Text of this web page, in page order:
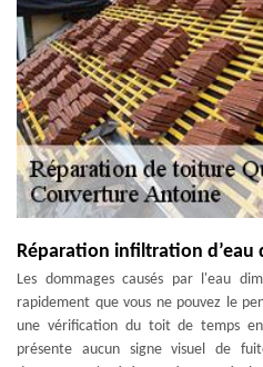
Réparation infiltration d’eau
Les dommages causés par l'eau
rapidement que vous ne pouvez le
une vérification du toit de temps
présente aucun signe visuel de